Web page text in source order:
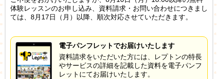
体験レッスンのお申し込み、資料請求・お問い合わせにつきまし
ては、8月17日（月）以降、順次対応させていただきます。
電子パンフレットでお届けいたします
資料請求をいただいた方には、レプトンの特長
やサービスの詳細を記載した資料を電子パンフ
レットにてお届けいたします。